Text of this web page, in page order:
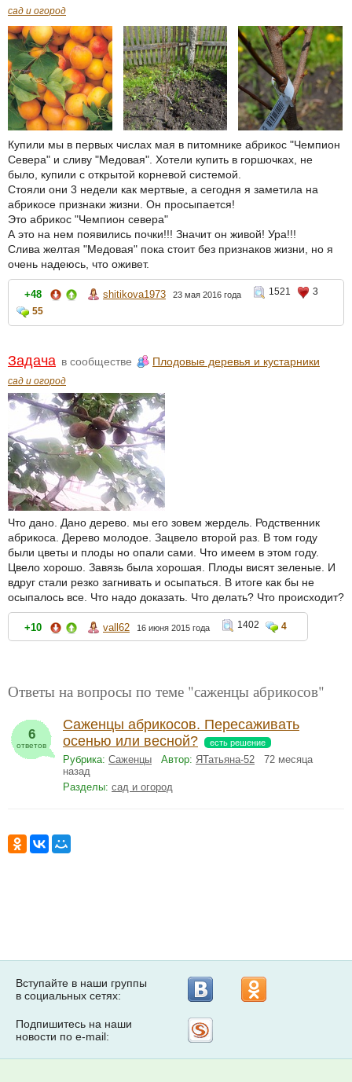
сад и огород
Купили мы в первых числах мая в питомнике абрикос "Чемпион
Севера" и сливу "Медовая". Хотели купить в горшочках, не
было, купили с открытой корневой системой.
Стояли они 3 недели как мертвые, а сегодня я заметила на
абрикосе признаки жизни. Он просыпается!
Это абрикос "Чемпион севера"
А это на нем появились почки!!! Значит он живой! Ура!!!
Слива желтая "Медовая" пока стоит без признаков жизни, но я
очень надеюсь, что оживет.
+48 shitikova1973 23 мая 2016 года 1521
3
55
Задача в сообществе Плодовые деревья и кустарники
сад и огород
Что дано. Дано дерево. мы его зовем жердель. Родственник
абрикоса. Дерево молодое. Зацвело второй раз. В том году
были цветы и плоды но опали сами. Что имеем в этом году.
Цвело хорошо. Завязь была хорошая. Плоды висят зеленые. И
вдруг стали резко загнивать и осыпаться. В итоге как бы не
осыпалось все. Что надо доказать. Что делать? Что происходит?
+10 vall62 16 июня 2015 года 1402 4
Ответы на вопросы по теме "саженцы абрикосов"
6
ответов
Саженцы абрикосов. Пересаживать
осенью или весной?
есть решение
Рубрика: Саженцы Автор: ЯТатьяна-52 72 месяца
назад
Разделы: сад и огород
Вступайте в наши группы
в социальных сетях:
Подпишитесь на наши
новости по e-mail: